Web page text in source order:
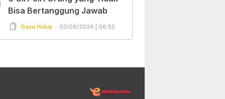
Bisa Bertanggung Jawab
Gaya Hidup 03/08/2026 | 06:55